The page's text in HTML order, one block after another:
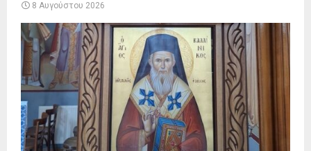
8 Αυγούστου 2026